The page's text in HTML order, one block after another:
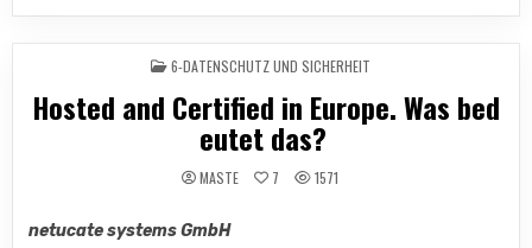
POSTED
IN
6-DATENSCHUTZ UND SICHERHEIT
Hosted and Certified in Europe. Was bed
eutet das?
MASTE 7 1571
netucate systems GmbH